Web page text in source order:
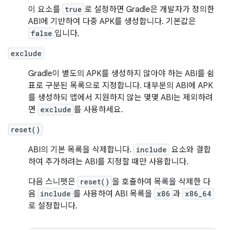
이 요소를 true 로 설정하면 Gradle은 개발자가 정의한
ABI에 기반하여 다중 APK를 생성합니다. 기본값은
false 입니다.
exclude
Gradle이 별도의 APK를 생성하지 않아야 하는 ABI를 쉼
표로 구분된 목록으로 지정합니다. 대부분의 ABI에 APK
를 생성하되 앱에서 지원하지 않는 몇몇 ABI는 제외하려
면
exclude 를 사용하세요.
reset()
ABI의 기본 목록을 삭제합니다. include 요소와 결합
하여 추가하려는 ABI를 지정할 때만 사용합니다.
다음 스니펫은
reset() 을 호출하여 목록을 삭제한 다
음 include 를 사용하여 ABI 목록을 x86 과 x86_64
로 설정합니다.